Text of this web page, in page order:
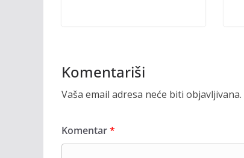
Komentariši
Vaša email adresa neće biti objavljivana.
Komentar*